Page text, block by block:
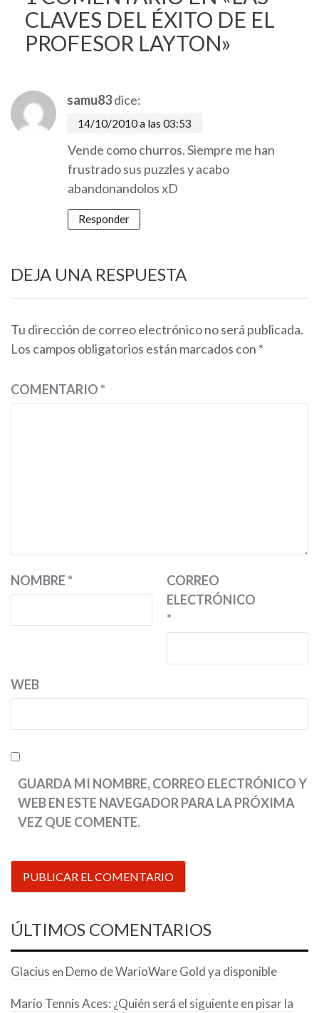
CLAVES DEL ÉXITO DE EL
PROFESOR LAYTON»
samu83dice:
14/10/2010 a las 03:53
Vende como churros. Siempre me han
frustrado sus puzzles y acabo
abandonandolos xD
Responder
DEJA UNA RESPUESTA
Tu dirección de correo electrónico no será publicada.
Los campos obligatorios están marcados con *
COMENTARIO*
NOMBRE*
CORREO
ELECTRÓNICO
*
WEB
GUARDA MI NOMBRE, CORREO ELECTRÓNICO Y
WEB EN ESTE NAVEGADOR PARA LA PRÓXIMA
VEZ QUE COMENTE.
ÚLTIMOS COMENTARIOS
Glacius en Demo de WarioWare Gold ya disponible
Mario Tennis Aces: ¿Quién será el siguiente en pisar la